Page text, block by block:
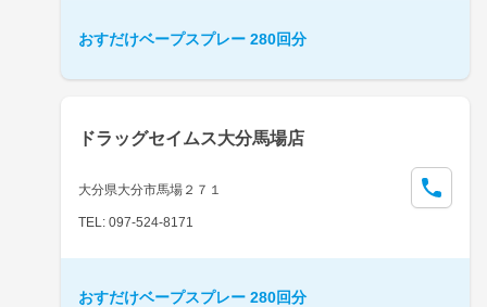
おすだけベープスプレー 280回分
ドラッグセイムス大分馬場店
大分県大分市馬場２７１
TEL: 097-524-8171
おすだけベープスプレー 280回分